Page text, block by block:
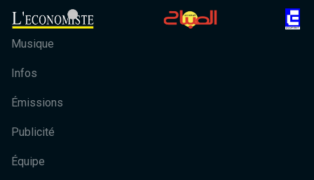
Musique
Infos
Émissions
Publicité
Équipe